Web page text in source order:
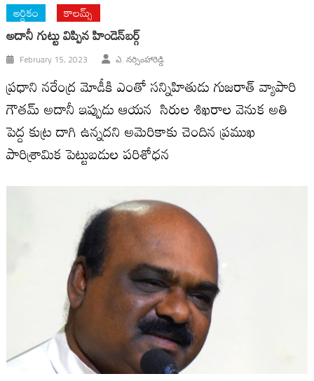
ఆర్ధికం కాలమ్స్
అదానీ గుట్టు విప్పిన హిండెన్‌బర్గ్‌
February 15, 2023 ఎ. నర్సింహారెడ్డి
ప్రధాని నరేంద్ర మోడీకి ఎంతో సన్నిహితుడు గుజరాత్‌ వ్యాపారి
గౌతమ్‌ అదానీ ఇప్పుడు ఆయన సిరుల శిఖరాల వెనుక అతి
పెద్ద కుట్ర దాగి ఉన్నదని అమెరికాకు చెందిన ప్రముఖ
పారిశ్రామిక పెట్టుబడుల పరిశోధన